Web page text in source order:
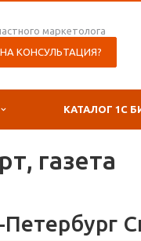
маркетолога
КОНСУЛЬТАЦИЯ?
КАТАЛОГ 1С
газета